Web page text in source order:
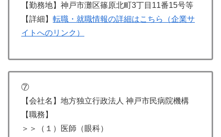
【勤務地】神戸市灘区篠原北町3丁目11番15号等
【詳細】 転職・就職情報の詳細はこちら（企業サ
イトへのリンク）
⑦
【会社名】地方独立行政法人 神戸市民病院機構
【職務】
＞＞（１）医師（眼科）